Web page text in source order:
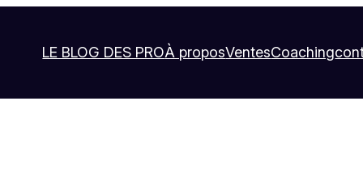
LE BLOG DES PROÀ proposVentesCoaching